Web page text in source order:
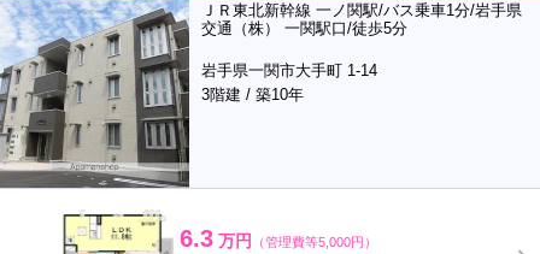
ＪＲ東北新幹線 一ノ関駅/バス乗車1分/岩手県
交通（株） 一関駅口/徒歩5分
岩手県一関市大手町 1-14
3階建 / 築10年
6.3 万円 （管理費等5,000円）